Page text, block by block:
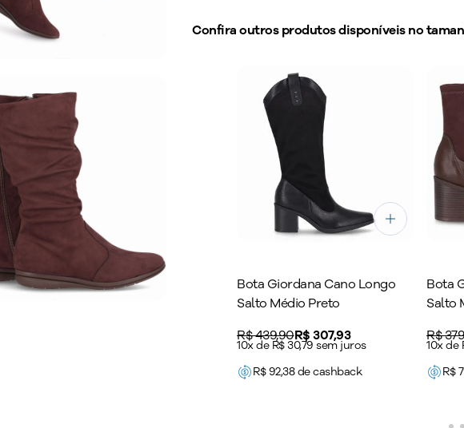
Confira outros produtos disponíveis no
Bota Giordana Cano Longo
Salto Médio Preto
Original price:
R$ 439,90Price:
R$ 307,93
10x de R$ 30,79 sem juros
R$92,38de cashback
Bota
Salto
R$
10x de
R$